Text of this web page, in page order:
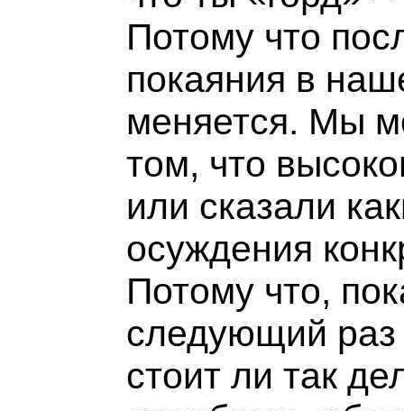
Потому что
покаяния в
меняется. Мы
том, что
или сказали
осуждения
Потому что,
следующий
стоит ли так